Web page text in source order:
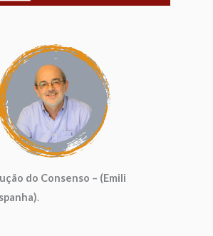
do Consenso – (Emili
.